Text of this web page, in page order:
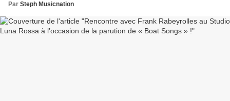
Par Steph Musicnation